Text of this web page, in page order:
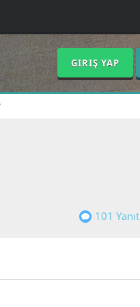
GIRIŞ YAP
101 Yanıt